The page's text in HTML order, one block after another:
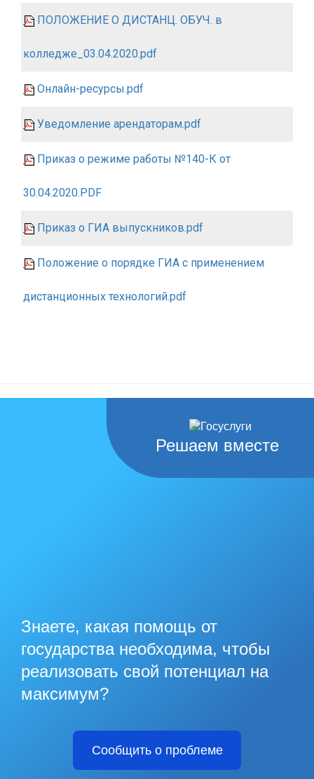
ПОЛОЖЕНИЕ О ДИСТАНЦ. ОБУЧ. в
колледже_03.04.2020.pdf
Онлайн-ресурсы.pdf
Уведомление арендаторам.pdf
Приказ о режиме работы №140-К от
30.04.2020.PDF
Приказ о ГИА выпускников.pdf
Положение о порядке ГИА с применением
дистанционных технологий.pdf
Решаем вместе
Знаете, какая помощь от
государства необходима, чтобы
реализовать свой потенциал на
максимум?
Сообщить о проблеме